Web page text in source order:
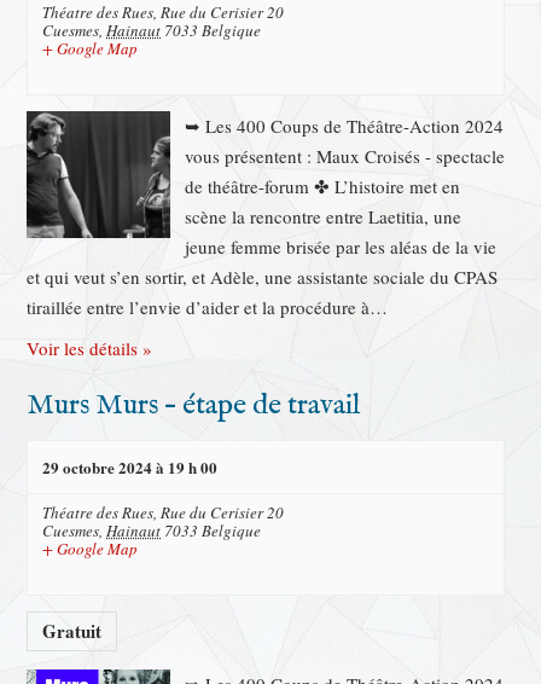
g
a
t
i
o
n
d
e
v
É
n
e
n
e
m
e
n
t
Théatre des Rues, Rue du Cerisier 20
Cuesmes, Hainaut 7033 Belgique
+ Google Map
➥ Les 400 Coups de Théâtre-Action 2024
vous présentent : Maux Croisés - spectacle
de théâtre-forum ✤ L’histoire met en
scène la rencontre entre Laetitia, une
jeune femme brisée par les aléas de la vie
et qui veut s’en sortir, et Adèle, une assistante sociale du CPAS
tiraillée entre l’envie d’aider et la procédure à…
Voir les détails »
Murs Murs – étape de travail
29 octobre 2024 à 19 h 00
Théatre des Rues, Rue du Cerisier 20
Cuesmes, Hainaut 7033 Belgique
+ Google Map
Gratuit